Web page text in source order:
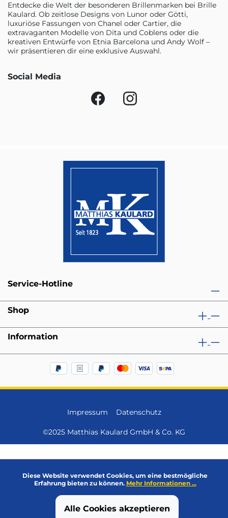
Entdecke die Welt der besonderen Brillenmarken bei Brille
Kaulard. Ob zeitlose Designs von Lunor oder Götti,
luxuriöse Fassungen von Chanel oder Cartier, die
extravaganten Modelle von Dita und Coblens oder die
kreativen Entwürfe von Etnia Barcelona und Andy Wolf –
wir präsentieren dir eine exklusive Auswahl.
Social Media
Service-Hotline
Shop
Information
Impressum Datenschutz
©2025 Matthias Kaulard GmbH & Co. KG
Diese Website verwendet Cookies, um eine bestmögliche
Erfahrung bieten zu können. Mehr Informationen ...
Alle Cookies akzeptieren